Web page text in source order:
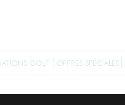
GOLF OFFRES SPÉCIALES